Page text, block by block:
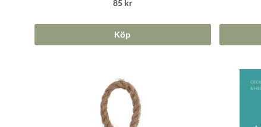
85 kr
Köp